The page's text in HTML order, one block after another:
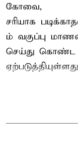
கோவை,
சரியாக
ம் வகுப்பு
செய்து